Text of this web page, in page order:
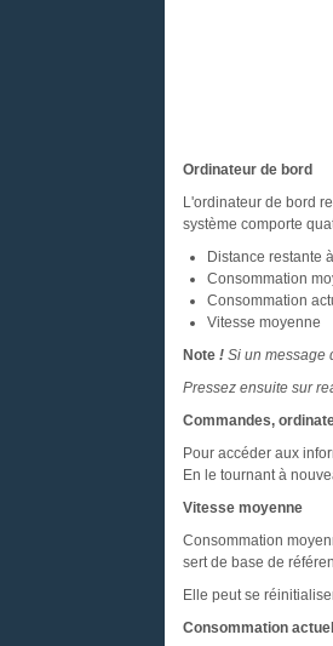
Ordinateur de bord
L'ordinateur de bord
système comporte
Distance restante
Consommation
Consommation
Vitesse moyenne
Note !Si un message
Pressez ensuite sur
Commandes,
Pour accéder aux
En le tournant à
Vitesse moyenne
Consommation
sert de base de
Elle peut se
Consommation